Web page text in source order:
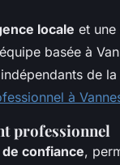
locale et
basée à
de
à
professionnel
confiance,